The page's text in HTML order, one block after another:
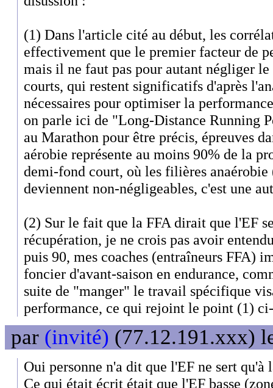
(1) Dans l'article cité au début, les
effectivement que le premier facteur de
mais il ne faut pas pour autant négliger
courts, qui restent significatifs d'après
nécessaires pour optimiser la
on parle ici de "Long-Distance Running
au Marathon pour être précis, épreuves
aérobie représente au moins 90% de la
demi-fond court, où les filières
deviennent non-négligeables, c'est une
(2) Sur le fait que la FFA dirait que l'EF
récupération, je ne crois pas avoir
puis 90, mes coaches (entraîneurs FFA)
foncier d'avant-saison en endurance,
suite de "manger" le travail spécifique
performance, ce qui rejoint le point (1) ci-
par (invité) (77.12.191.xxx)
Oui personne n'a dit que l'EF ne sert qu'à
Ce qui était écrit était que l'EF basse